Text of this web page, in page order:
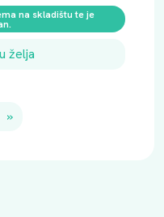
na skladištu te je
želja
»